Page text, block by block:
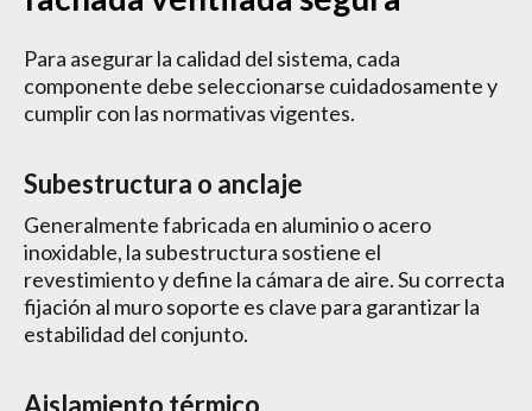
Para asegurar la calidad del sistema, cada
componente debe seleccionarse cuidadosamente y
cumplir con las normativas vigentes.
Subestructura o anclaje
Generalmente fabricada en aluminio o acero
inoxidable, la subestructura sostiene el
revestimiento y define la cámara de aire. Su correcta
fijación al muro soporte es clave para garantizar la
estabilidad del conjunto.